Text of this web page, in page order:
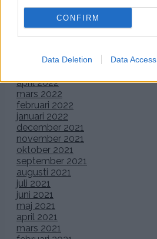
CONFIRM
Data Deletion Data Access
oktober 2022
september 2022
augusti 2022
juni 2022
april 2022
mars 2022
februari 2022
januari 2022
december 2021
november 2021
oktober 2021
september 2021
augusti 2021
juli 2021
juni 2021
maj 2021
april 2021
mars 2021